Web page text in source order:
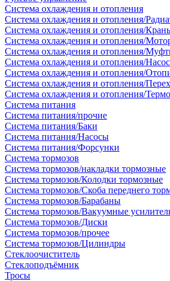
Система охлаждения и отопления
Система охлаждения и отопления/
Система охлаждения и отопления/
Система охлаждения и отопления/
Система охлаждения и отопления/
Система охлаждения и отопления/
Система охлаждения и отопления/
Система охлаждения и отопления/
Система охлаждения и отопления/
Система питания
Система питания/прочие
Система питания/Баки
Система питания/Насосы
Система питания/Форсунки
Система тормозов
Система тормозов/накладки тормозные
Система тормозов/Колодки тормозные
Система тормозов/Скоба переднего
Система тормозов/Барабаны
Система тормозов/Вакуумные
Система тормозов/Диски
Система тормозов/прочее
Система тормозов/Цилиндры
Стеклоочиститель
Стеклоподъёмник
Тросы